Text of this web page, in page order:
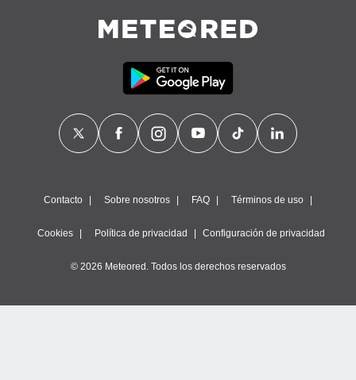
Contacto Sobre nosotros FAQ Términos de uso
Cookies Política de privacidad Configuración de privacidad
© 2026 Meteored. Todos los derechos reservados